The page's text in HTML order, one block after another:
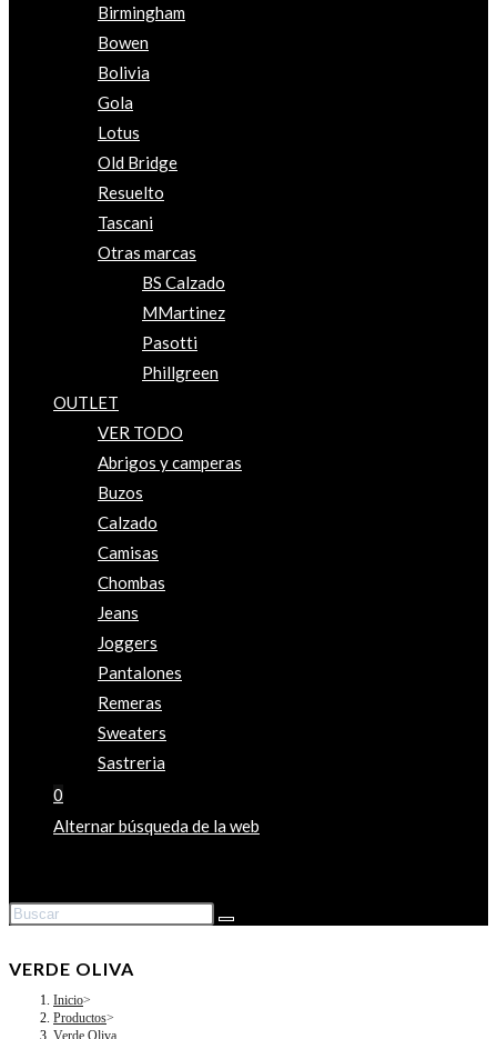
Birmingham
Bowen
Bolivia
Gola
Lotus
Old Bridge
Resuelto
Tascani
Otras marcas
BS Calzado
MMartinez
Pasotti
Phillgreen
OUTLET
VER TODO
Abrigos y camperas
Buzos
Calzado
Camisas
Chombas
Jeans
Joggers
Pantalones
Remeras
Sweaters
Sastreria
0
Alternar búsqueda de la web
VERDE OLIVA
Inicio>
Productos>
Verde Oliva